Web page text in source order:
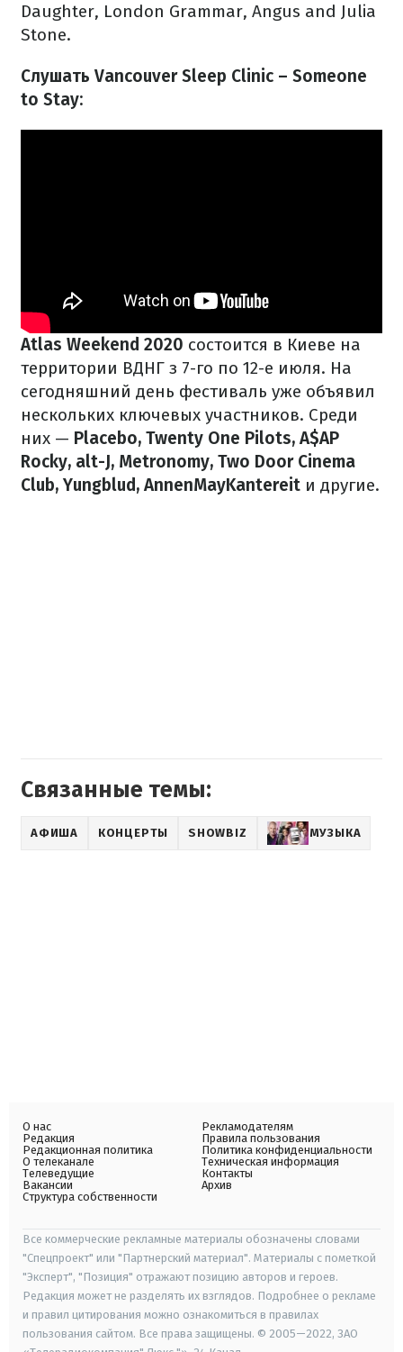
Daughter, London Grammar, Angus and Julia
Stone.
Слушать Vancouver Sleep Clinic – Someone
to Stay:
Atlas Weekend 2020 состоится в Киеве на
территории ВДНГ з 7-го по 12-е июля. На
сегодняшний день фестиваль уже объявил
нескольких ключевых участников. Среди
них — Placebo, Twenty One Pilots, A$AP
Rocky, alt-J, Metronomy, Two Door Cinema
Club, Yungblud, AnnenMayKantereit и другие.
Связанные темы:
АФИША КОНЦЕРТЫ SHOWBIZ МУЗЫКА
О нас
Редакция
Редакционная политика
О телеканале
Телеведущие
Вакансии
Структура собственности
Рекламодателям
Правила пользования
Политика конфиденциальности
Техническая информация
Контакты
Архив
Все коммерческие рекламные материалы обозначены словами
"Спецпроект" или "Партнерский материал". Материалы с пометкой
"Эксперт", "Позиция" отражают позицию авторов и героев.
Редакция может не разделять их взглядов. Подробнее о рекламе
и правил цитирования можно ознакомиться в правилах
пользования сайтом. Все права защищены. © 2005—2022, ЗАО